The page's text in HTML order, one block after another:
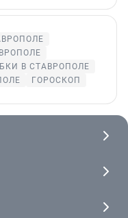
В СТАВРОПОЛЕ
ГОРОСКОП